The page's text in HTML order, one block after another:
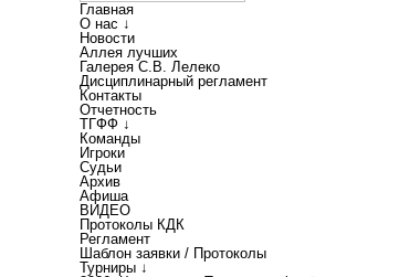
Главная
О нас ↓
Новости
Аллея лучших
Галерея С.В. Лелеко
Дисциплинарный регламент
Контакты
Отчетность
ТГФФ ↓
Команды
Игроки
Судьи
Архив
Афиша
ВИДЕО
Протоколы КДК
Регламент
Шаблон заявки / Протоколы
Турниры ↓